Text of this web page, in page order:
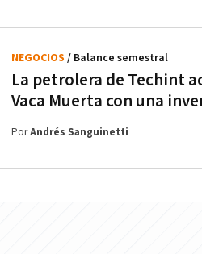
La petrolera de Techint
Vaca Muerta con una
NEGOCIOS / Balance semestral
PorAndrés Sanguinetti